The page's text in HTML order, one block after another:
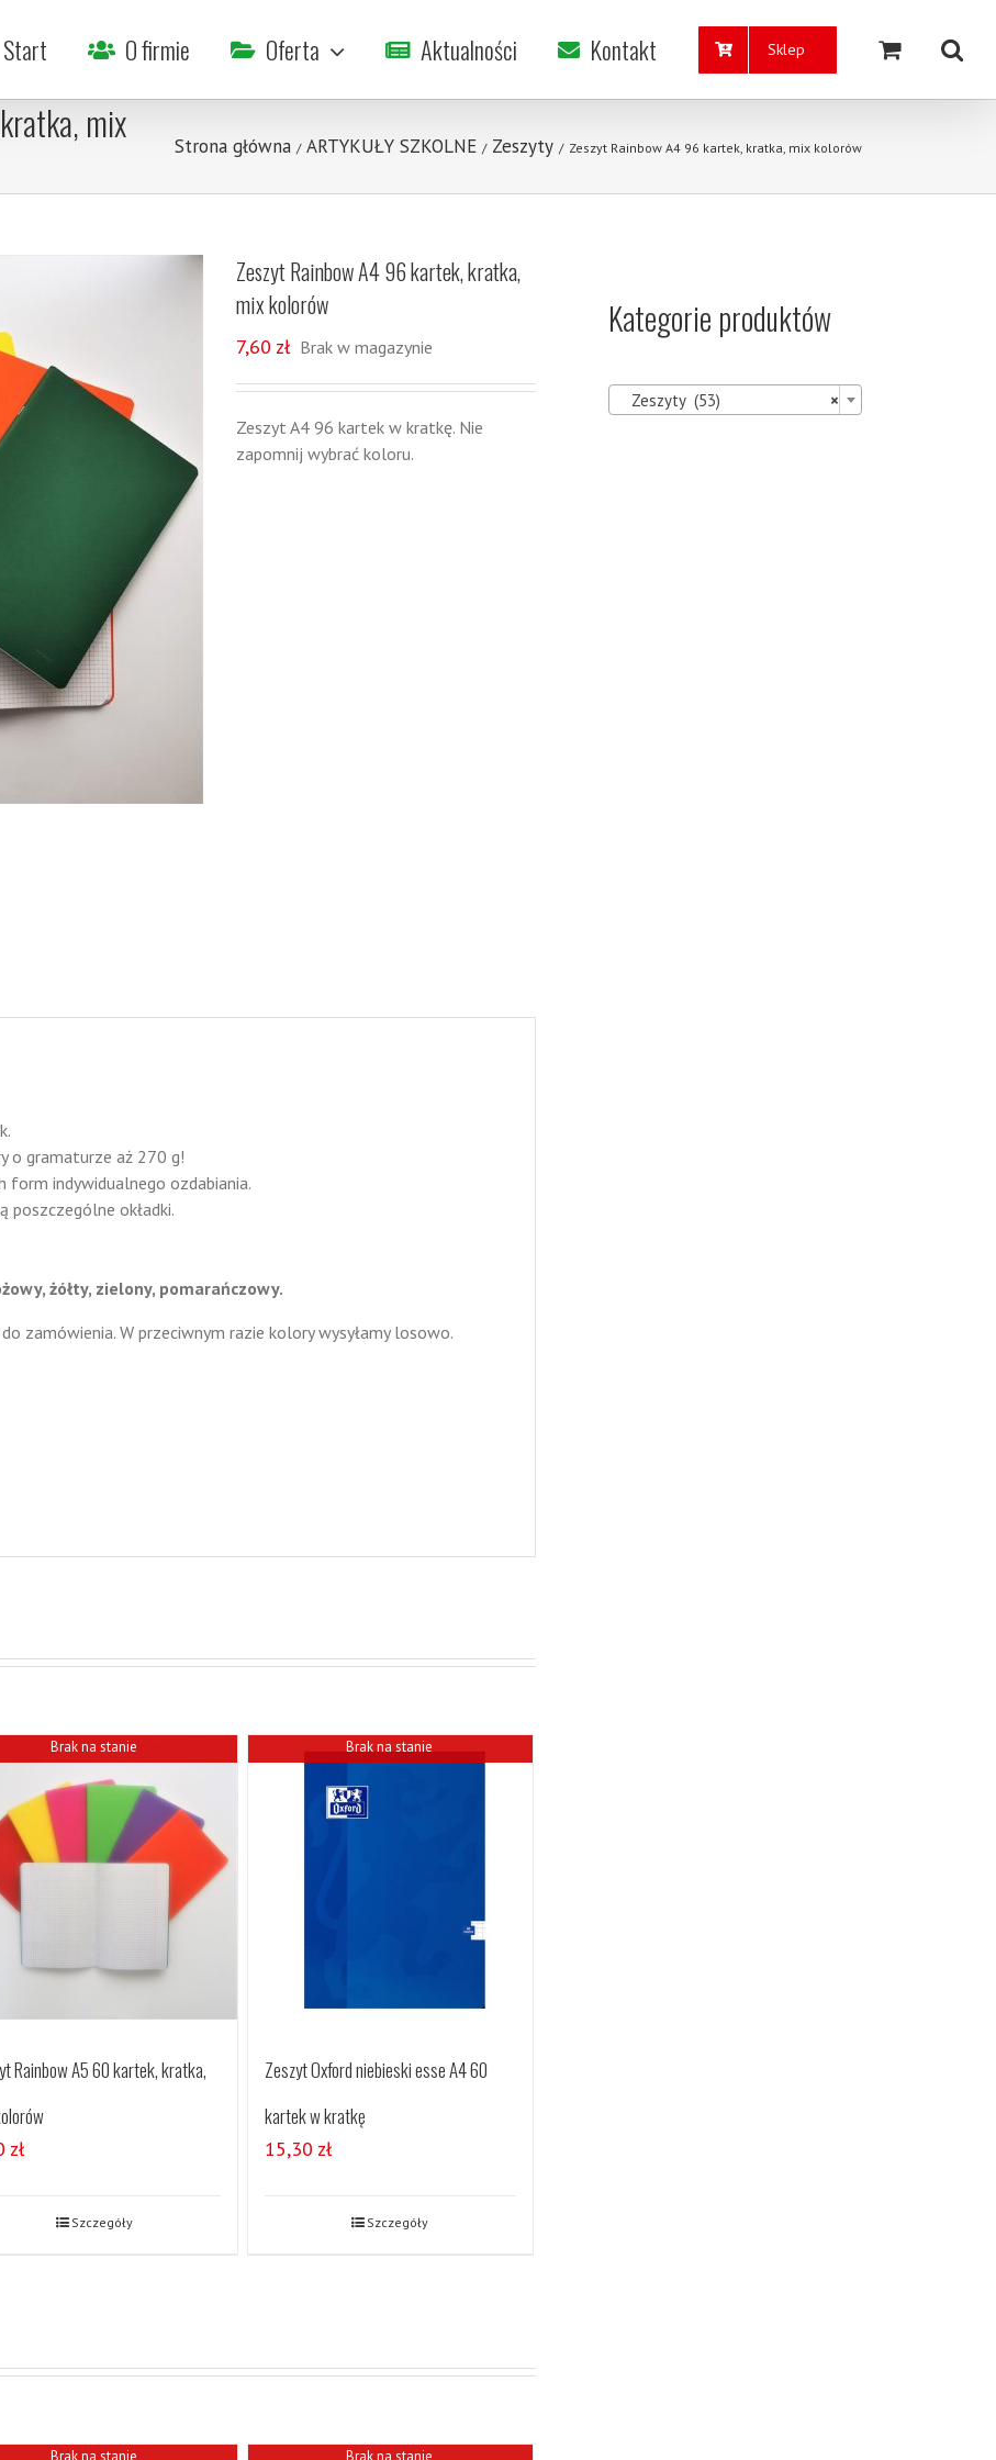
Start O firmie Oferta Aktualności Kontakt Sklep
mix
Strona główna / ARTYKUŁY SZKOLNE / Zeszyty / Zeszyt Rainbow A4 96 kartek, kratka, mix kolorów
Zeszyt Rainbow A4 96 kartek, kratka,
mix kolorów
7,60 zł Brak w magazynie
Zeszyt A4 96 kartek w kratkę. Nie
zapomnij wybrać koloru.
o gramaturze aż 270 g!
form indywidualnego ozdabiania.
poszczególne okładki.
żółty, zielony, pomarańczowy.
zamówienia. W przeciwnym razie kolory wysyłamy losowo.
Brak na stanie
Rainbow A5 60 kartek, kratka,
zł
Szczegóły
Brak na stanie
Zeszyt Oxford niebieski esse A4 60
kartek w kratkę
15,30 zł
Szczegóły
Brak na stanie Brak na stanie
Kategorie produktów
×
Zeszyty (53)